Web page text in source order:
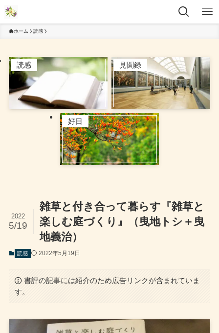
ホーム 読感
読感 見聞録
好日
雑草と付き合って暮らす『雑草と
楽しむ庭づくり』（曳地トシ＋曳
地義治）
2022
5/19
読感 2022年5月19日
書評の記事には紹介のため広告リンクが含まれていま
す。